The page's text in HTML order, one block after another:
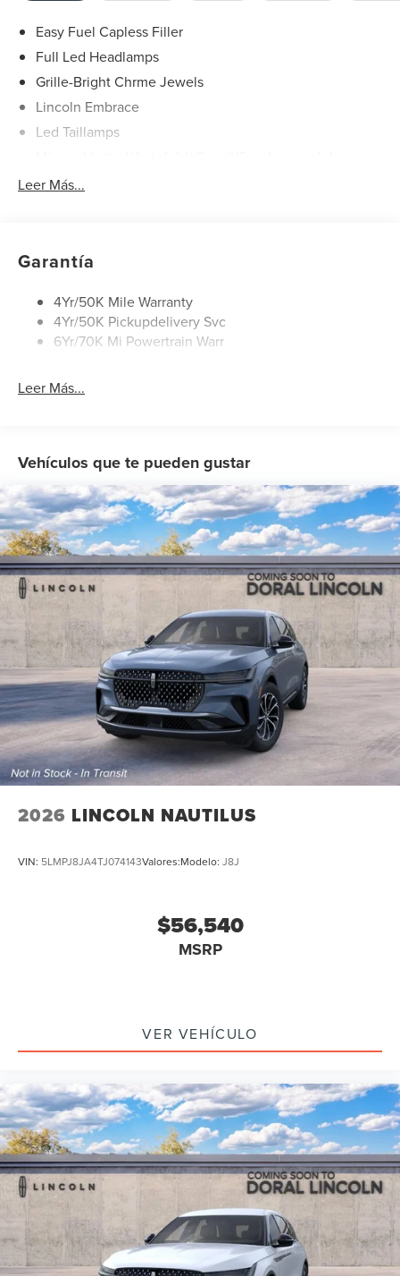
Easy Fuel Capless Filler
Full Led Headlamps
Grille-Bright Chrme Jewels
Lincoln Embrace
Led Taillamps
Power Liftgate
Rear Wiper/Washer/Defrost
Leer Más...
Garantía
4Yr/50K Mile Warranty
4Yr/50K Pickupdelivery Svc
6Yr/70K Mi Powertrain Warr
Leer Más...
Vehículos que te pueden gustar
2026 LINCOLN NAUTILUS
VIN: 5LMPJ8JA4TJ074143Valores:Modelo: J8J
$56,540
MSRP
VER VEHÍCULO